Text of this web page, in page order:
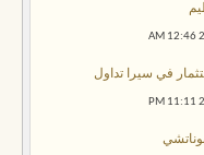
12:46 AM
في سيرا تداول
11:11 PM